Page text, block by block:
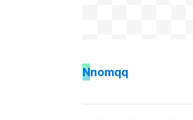
Nnomqq